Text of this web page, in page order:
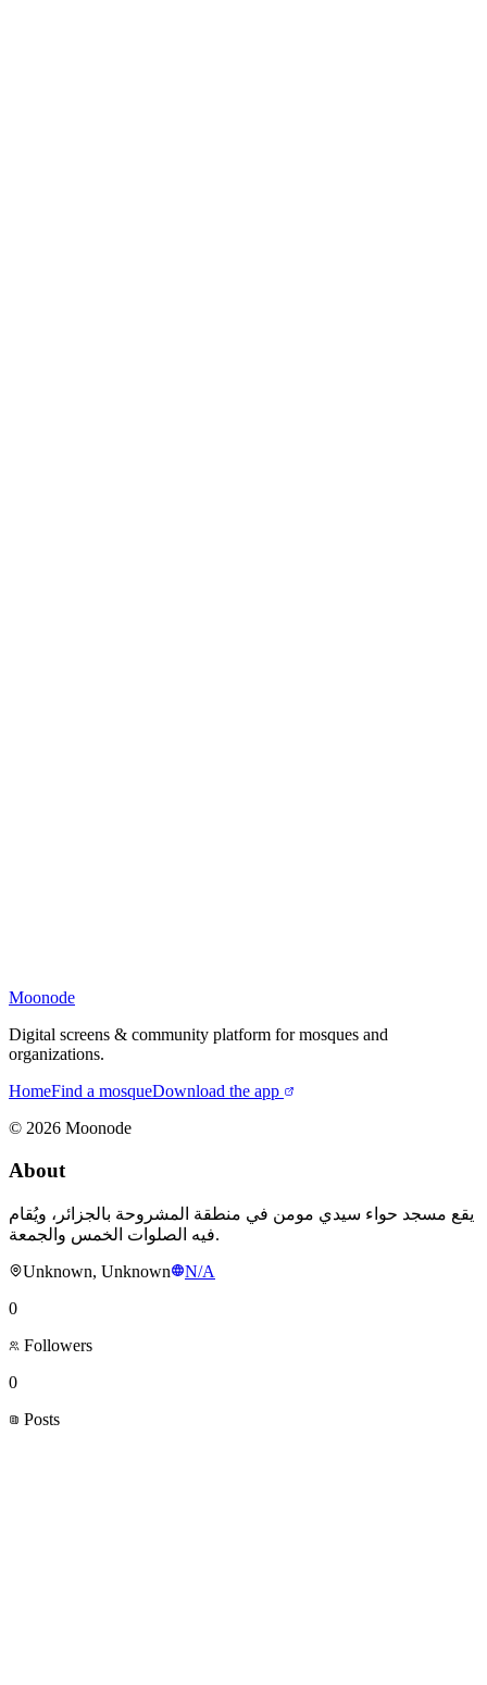
Moonode
Digital screens & community platform for mosques and
organizations.
HomeFind a mosqueDownload the app
© 2026 Moonode
About
يقع مسجد حواء سيدي مومن في منطقة المشروحة بالجزائر، ويُقام
فيه الصلوات الخمس والجمعة.
Unknown, Unknown
N/A
0
Followers
0
Posts